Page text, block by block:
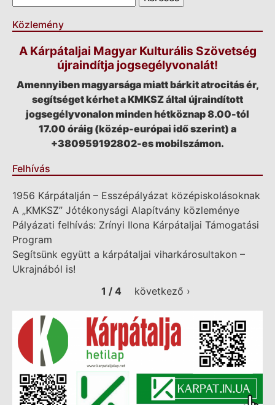
Közlemény
A Kárpátaljai Magyar Kulturális Szövetség
újraindítja jogsegélyvonalát!
Amennyiben magyarsága miatt bárkit atrocitás ér,
segítséget kérhet a KMKSZ által újraindított
jogsegélyvonalon minden hétköznap 8.00-tól
17.00 óráig (közép-európai idő szerint) a
+380959192802-es mobilszámon.
Felhívás
1956 Kárpátalján – Esszépályázat középiskolásoknak
A „KMKSZ” Jótékonysági Alapítvány közleménye
Pályázati felhívás: Zrínyi Ilona Kárpátaljai Támogatási
Program
Segítsünk együtt a kárpátaljai viharkárosultakon –
Ukrajnából is!
1 / 4
következő ›